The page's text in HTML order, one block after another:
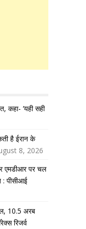
कहा- ‘यही सही
है ईरान के
8, 2026
एमडीआर पर चल
: पीसीआई
10.5 अरब
रिजर्व